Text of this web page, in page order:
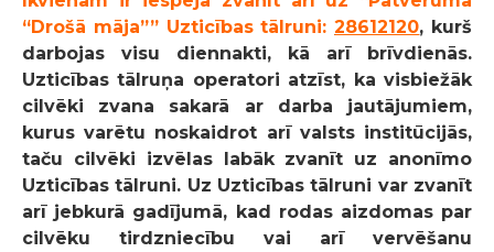
“Drošā māja”” Uzticības tālruni: 28612120, kurš
darbojas visu diennakti, kā arī brīvdienās.
Uzticības tālruņa operatori atzīst, ka visbiežāk
cilvēki zvana sakarā ar darba jautājumiem,
kurus varētu noskaidrot arī valsts institūcijās,
taču cilvēki izvēlas labāk zvanīt uz anonīmo
Uzticības tālruni. Uz Uzticības tālruni var zvanīt
arī jebkurā gadījumā, kad rodas aizdomas par
cilvēku tirdzniecību vai arī vervēšanu